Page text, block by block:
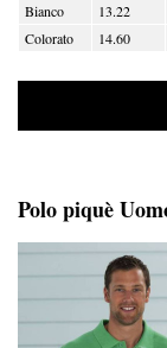
Bianco 13.22
Colorato
14.60
Polo piquè